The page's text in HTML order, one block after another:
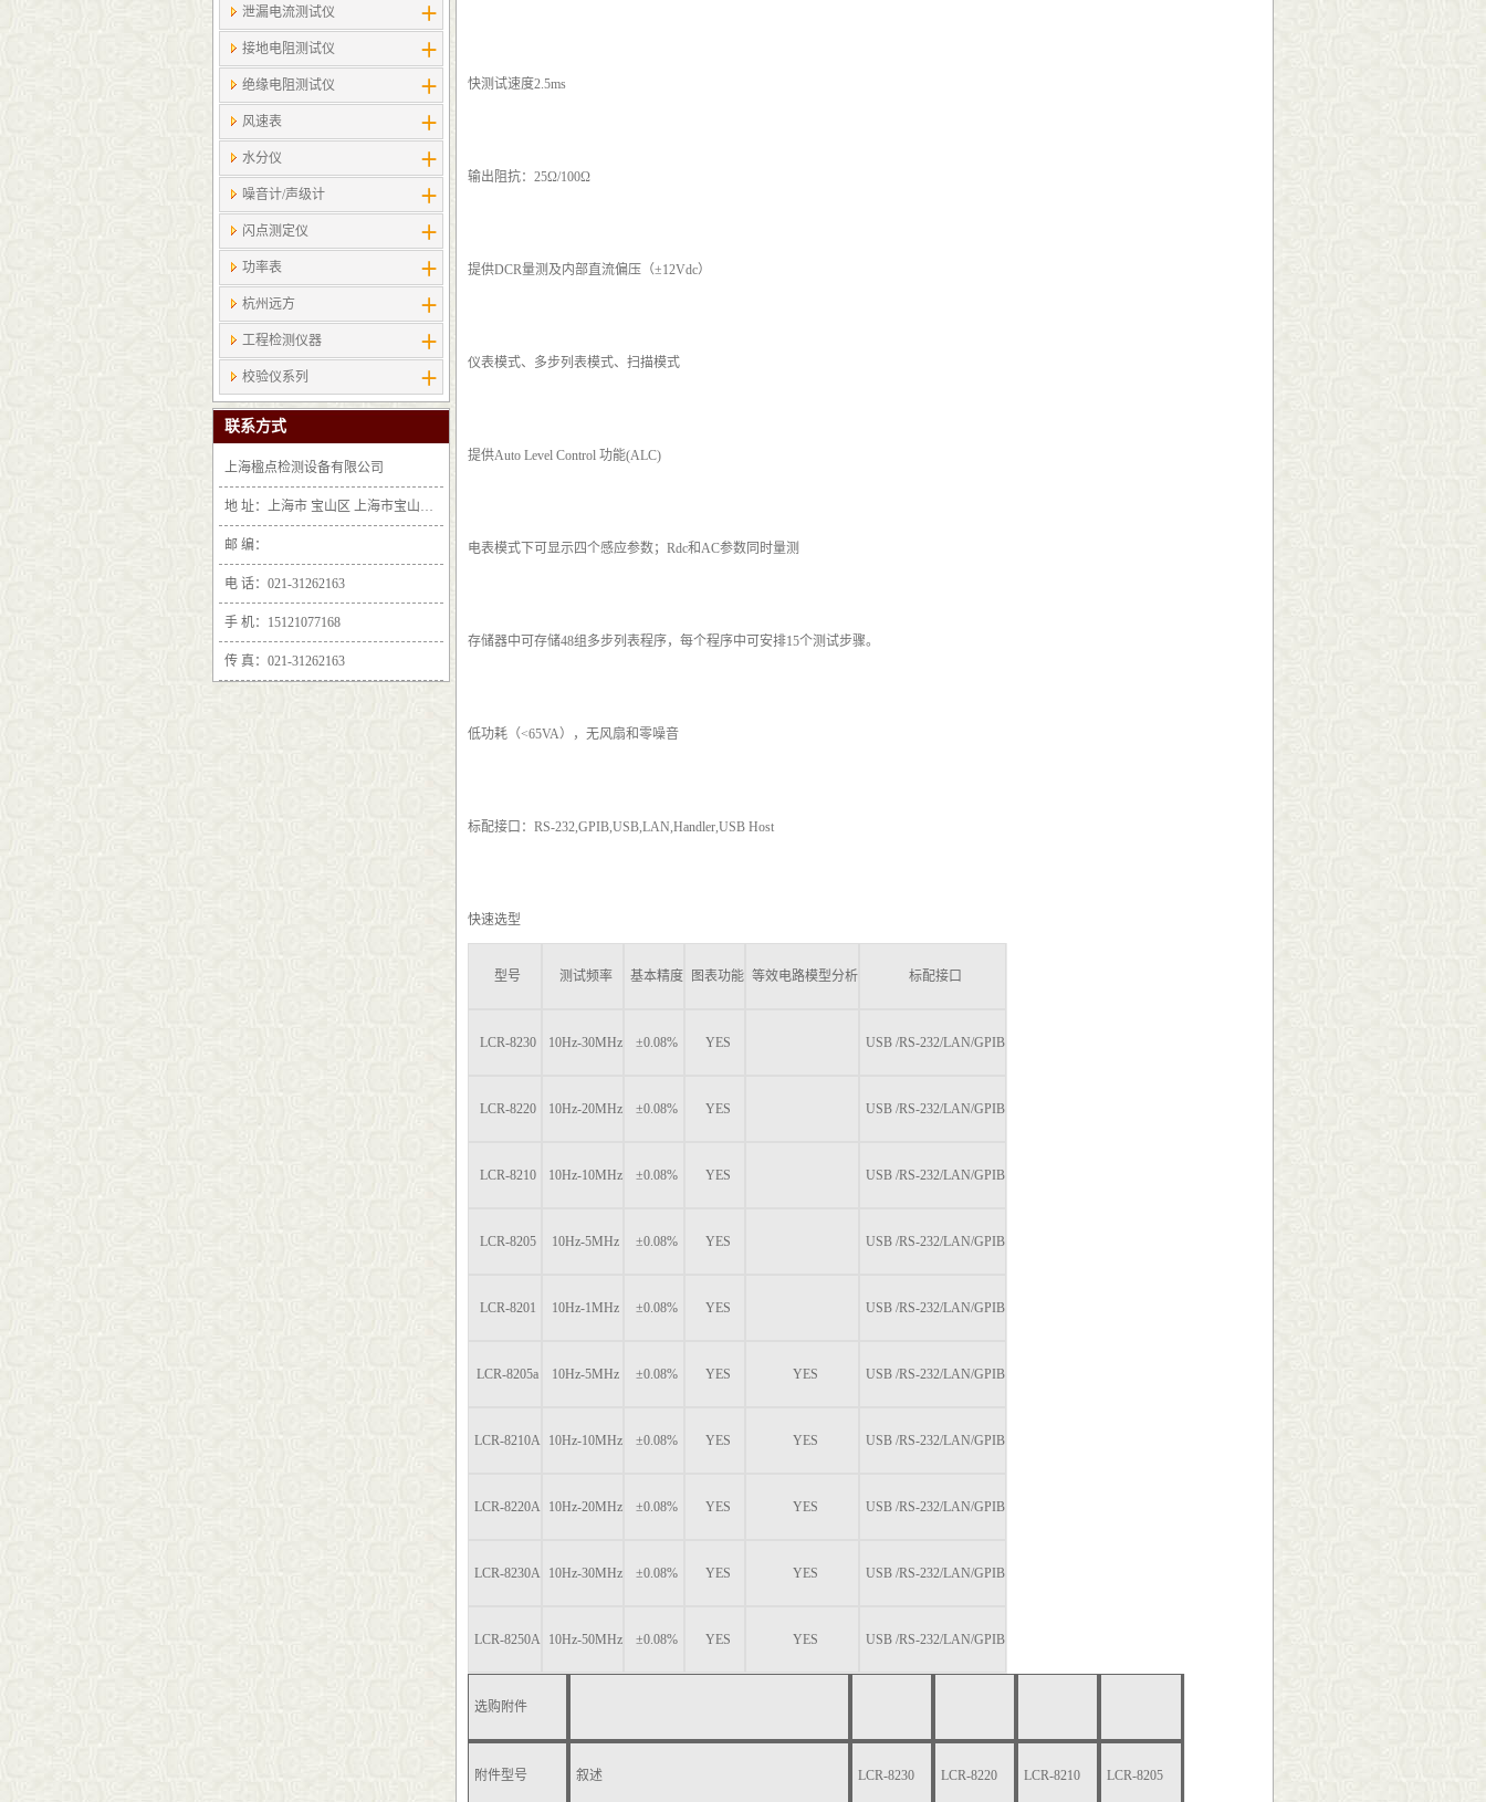
泄漏电流测试仪
接地电阻测试仪
绝缘电阻测试仪
风速表
水分仪
噪音计/声级计
闪点测定仪
功率表
杭州远方
工程检测仪器
校验仪系列
联系方式
上海楹点检测设备有限公司
地 址：上海市 宝山区 上海市宝山区沪太路6397号1-2层F25区1011室
邮 编：
电 话：021-31262163
手 机：15121077168
传 真：021-31262163
快测试速度2.5ms
输出阻抗：25Ω/100Ω
提供DCR量测及内部直流偏压（±12Vdc）
仪表模式、多步列表模式、扫描模式
提供Auto Level Control 功能(ALC)
电表模式下可显示四个感应参数；Rdc和AC参数同时量测
存储器中可存储48组多步列表程序，每个程序中可安排15个测试步骤。
低功耗（<65VA），无风扇和零噪音
标配接口：RS-232,GPIB,USB,LAN,Handler,USB Host
快速选型
型号 测试频率 基本精度 图表功能 等效电路模型分析 标配接口
LCR-8230 10Hz-30MHz ±0.08% YES USB /RS-232/LAN/GPIB
LCR-8220 10Hz-20MHz ±0.08% YES USB /RS-232/LAN/GPIB
LCR-8210 10Hz-10MHz ±0.08% YES USB /RS-232/LAN/GPIB
LCR-8205 10Hz-5MHz ±0.08% YES USB /RS-232/LAN/GPIB
LCR-8201 10Hz-1MHz ±0.08% YES USB /RS-232/LAN/GPIB
LCR-8205a 10Hz-5MHz ±0.08% YES YES USB /RS-232/LAN/GPIB
LCR-8210A 10Hz-10MHz ±0.08% YES YES USB /RS-232/LAN/GPIB
LCR-8220A 10Hz-20MHz ±0.08% YES YES USB /RS-232/LAN/GPIB
LCR-8230A 10Hz-30MHz ±0.08% YES YES USB /RS-232/LAN/GPIB
LCR-8250A 10Hz-50MHz ±0.08% YES YES USB /RS-232/LAN/GPIB
选购附件
附件型号 叙述 LCR-8230 LCR-8220 LCR-8210 LCR-8205